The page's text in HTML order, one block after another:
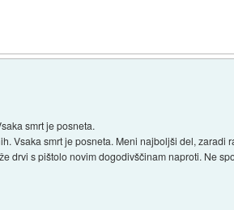
smrt je posneta.
Vsaka smrt je posneta. Meni najboljši del, zaradi
drvi s pištolo novim dogodivščinam naproti. Ne